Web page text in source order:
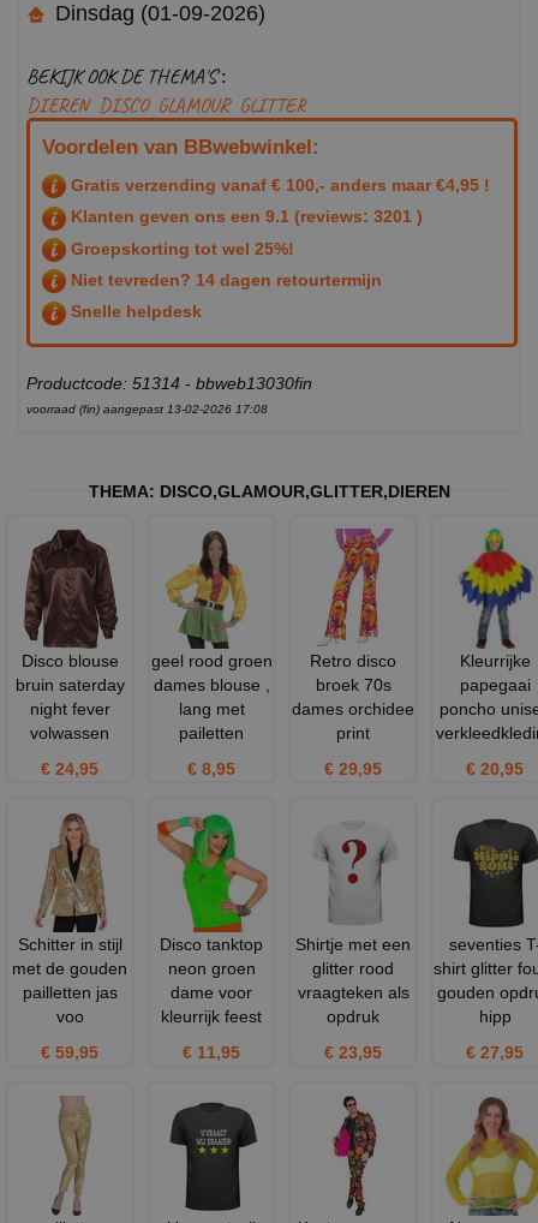
Dinsdag (01-09-2026)
BEKIJK OOK DE THEMA'S :
DIEREN DISCO GLAMOUR GLITTER
Voordelen van BBwebwinkel:
Gratis verzending vanaf € 100,- anders maar €4,95 !
Klanten geven ons een 9.1 (reviews: 3201 )
Groepskorting tot wel 25%!
Niet tevreden? 14 dagen retourtermijn
Snelle helpdesk
Productcode: 51314 - bbweb13030fin
voorraad (fin) aangepast 13-02-2026 17:08
THEMA: DISCO,GLAMOUR,GLITTER,DIEREN
Disco blouse
bruin saterday
night fever
volwassen
€ 24,95
geel rood groen
dames blouse ,
lang met
pailetten
€ 8,95
Retro disco
broek 70s
dames orchidee
print
€ 29,95
Kleurrijke
papegaai
poncho
€ 20,95
Schitter in stijl
met de gouden
pailletten jas
voo
€ 59,95
Disco tanktop
neon groen
dame voor
kleurrijk feest
€ 11,95
Shirtje met een
glitter rood
vraagteken als
opdruk
€ 23,95
seventies
shirt glitter
gouden
hipp
€ 27,95